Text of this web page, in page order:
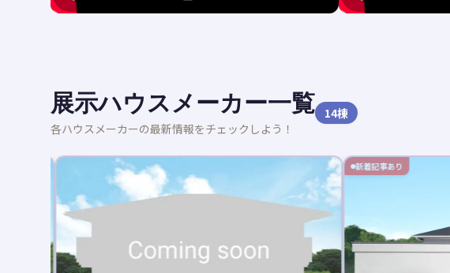
展示ハウスメーカー一覧
各ハウスメーカーの最新情報をチェックしよう！
14棟
新着記事あり